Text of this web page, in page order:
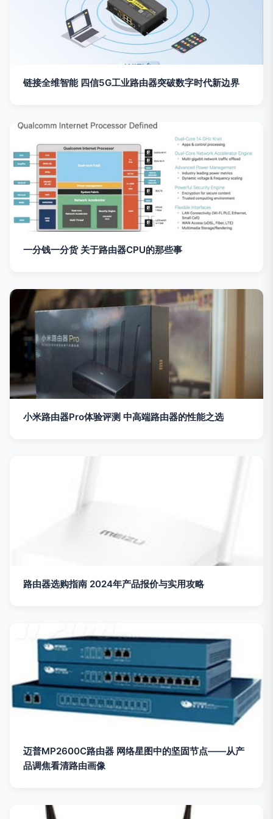
链接全维智能 四信5G工业路由器突破数字时代新边界
一分钱一分货 关于路由器CPU的那些事
小米路由器Pro体验评测 中高端路由器的性能之选
路由器选购指南 2024年产品报价与实用攻略
迈普MP2600C路由器 网络星图中的坚固节点——从产
品调焦看清路由画像